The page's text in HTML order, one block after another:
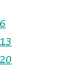
6
13
20